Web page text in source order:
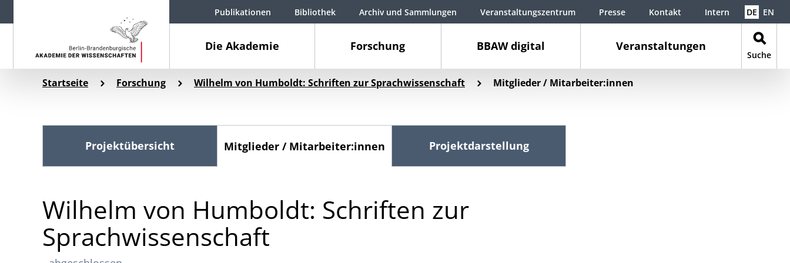
Die Akademie Forschung BBAW digital Veranstaltungen
Suche
Publikationen Bibliothek Archiv und Sammlungen Veranstaltungszentrum Presse Kontakt Intern DE EN
Startseite Forschung Wilhelm von Humboldt: Schriften zur Sprachwissenschaft Mitglieder / Mitarbeiter:innen
Projektübersicht Mitglieder / Mitarbeiter:innen Projektdarstellung
Wilhelm von Humboldt: Schriften zur
Sprachwissenschaft